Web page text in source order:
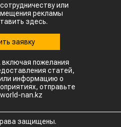
или
рекламы
здесь.
заявку
пожелания
статей,
информацию о
отправьте
nan.kz
защищены.